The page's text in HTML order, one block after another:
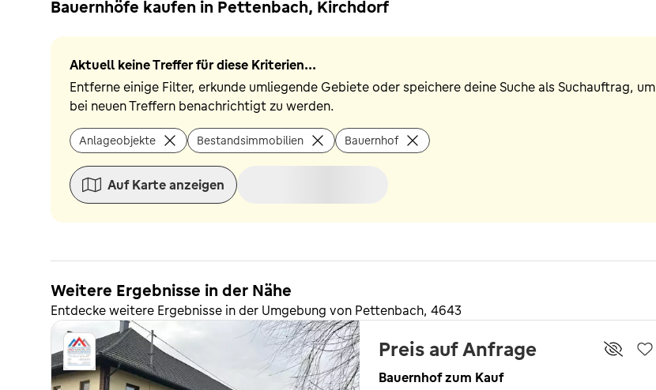
Bauernhöfe kaufen in Pettenbach, Kirchdorf
Aktuell keine Treffer für diese Kriterien...
Entferne einige Filter, erkunde umliegende Gebiete oder speichere deine Suche als Suchauftrag, um
bei neuen Treffern benachrichtigt zu werden.
Anlageobjekte Bestandsimmobilien Bauernhof
Auf Karte anzeigen
Weitere Ergebnisse in der Nähe
Entdecke weitere Ergebnisse in der Umgebung von Pettenbach, 4643
Preis auf Anfrage
Bauernhof zum Kauf